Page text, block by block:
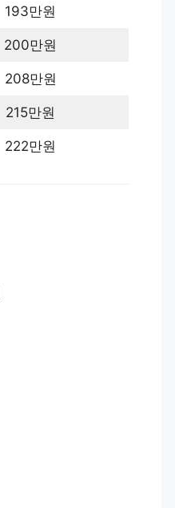
193만원
200만원
208만원
215만원
222만원